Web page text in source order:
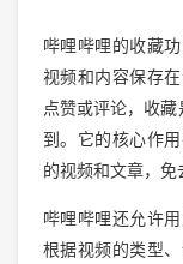
哔哩哔哩的收藏
视频和内容保存
点赞或评论，收藏
到。它的核心作
的视频和文章，免
哔哩哔哩还允许
根据视频的类型